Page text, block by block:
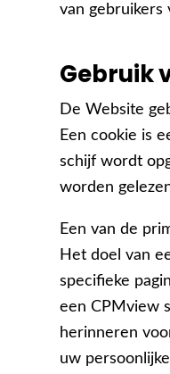
van gebruikers
Gebruik
De Website
Een cookie is
schijf wordt
worden
Een van de
Het doel van
specifieke
een CPMview
herinneren
uw